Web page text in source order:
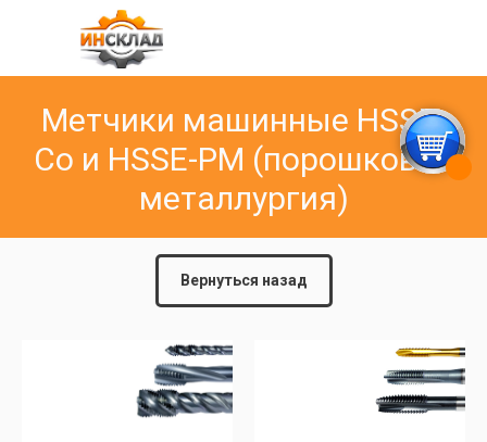
Метчики машинные HSSE-
Co и HSSE-PM (порошковая
металлургия)
Вернуться назад